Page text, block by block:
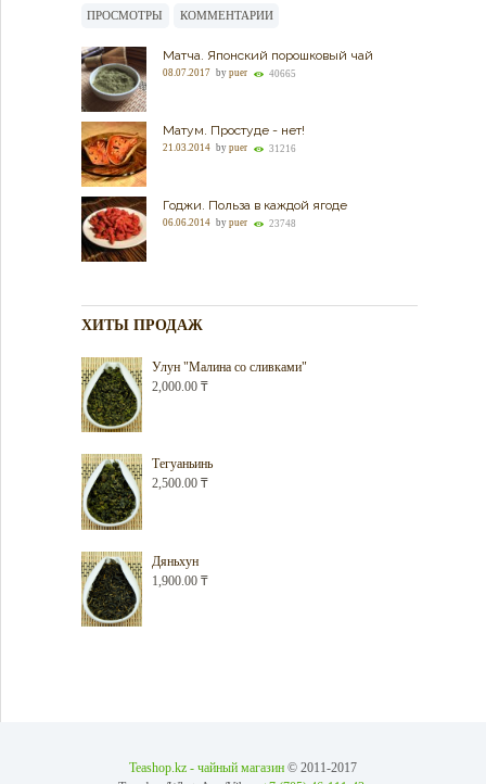
ПРОСМОТРЫ КОММЕНТАРИИ
Матча. Японский порошковый чай
08.07.2017 by puer 40665
Матум. Простуде - нет!
21.03.2014 by puer 31216
Годжи. Польза в каждой ягоде
06.06.2014 by puer 23748
ХИТЫ ПРОДАЖ
Улун "Малина со сливками"
2,000.00 ₸
Тегуаньинь
2,500.00 ₸
Дяньхун
1,900.00 ₸
Teashop.kz - чайный магазин © 2011-2017